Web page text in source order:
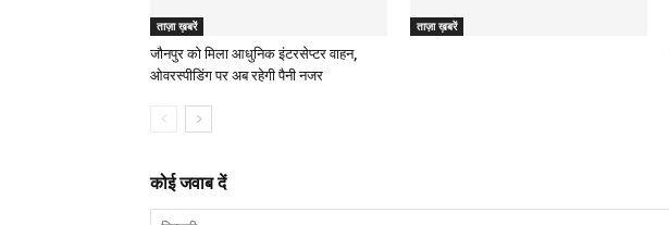
ताज़ा ख़बरें
जौनपुर को मिला आधुनिक इंटरसेप्टर वाहन,
ओवरस्पीडिंग पर अब रहेगी पैनी नजर
ताज़ा ख़बरें
कोई जवाब दें